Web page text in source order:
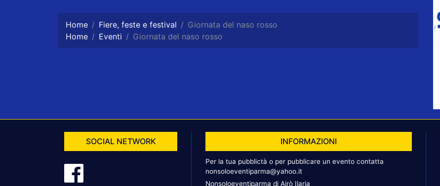
Home Fiere, feste e festival
Giornata del naso rosso
Home
Eventi Giornata del naso rosso
SOCIAL NETWORK INFORMAZIONI
Per la tua pubblictà o per pubblicare un evento contatta
nonsoloeventiparma@yahoo.it
Nonsoloeventiparma di Airò Ilaria